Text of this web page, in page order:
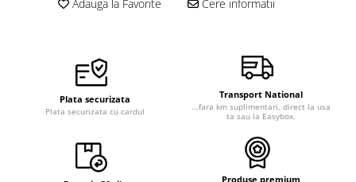
Adauga la Favorite Cere informatii
Plata securizata
Plata securizata cu cardul
Transport National
...fara km suplimentari, direct la usa
ta sau la Easybox.
Produse premium